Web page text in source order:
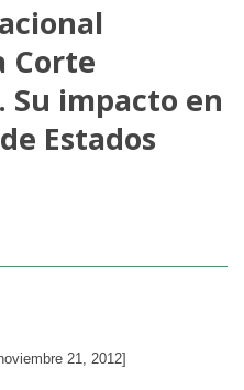
Corte
impacto en
Estados
21, 2012]